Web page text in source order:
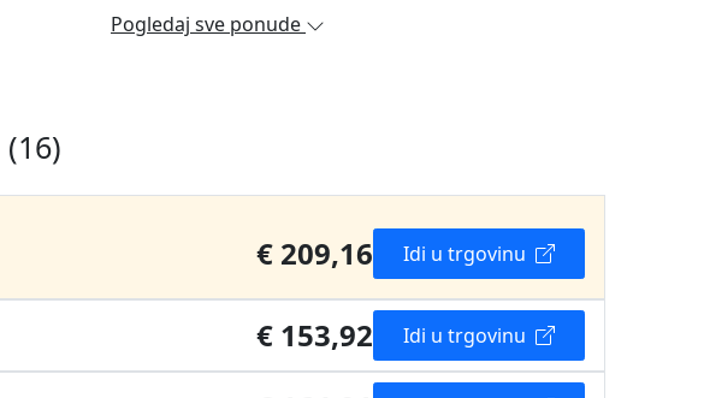
Pogledaj sve ponude
(16)
€ 209,16 Idi u trgovinu
€ 153,92 Idi u trgovinu